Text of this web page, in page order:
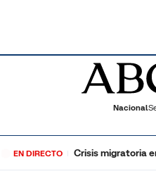
Nacional
EN DIRECTO Crisis migratoria